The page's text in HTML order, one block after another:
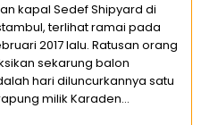
kapal Sedef Shipyard di
terlihat ramai pada
2017 lalu. Ratusan orang
sekarung balon
hari diluncurkannya satu
milik Karaden...